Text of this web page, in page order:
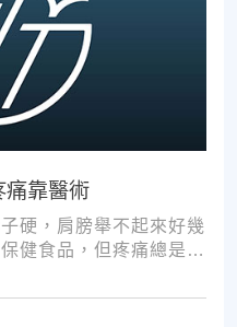
痛靠醫術
硬，肩膀舉不起來好幾
健食品，但疼痛總是時